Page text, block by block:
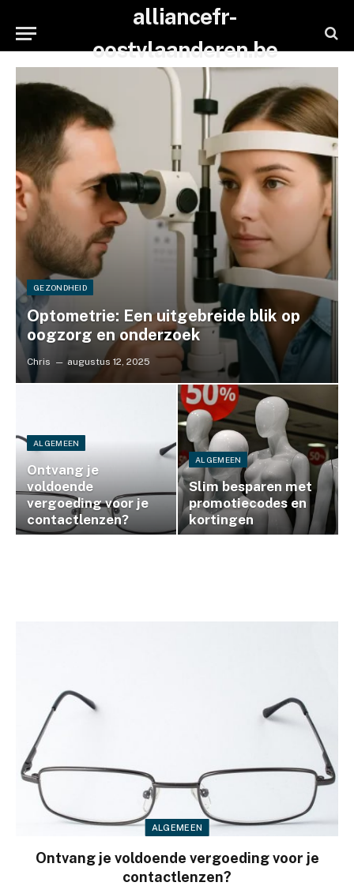
alliancefr-
oostvlaanderen.be
GEZONDHEID
Optometrie: Een uitgebreide blik op
oogzorg en onderzoek
Chris augustus 12, 2025
ALGEMEEN
Ontvang je
voldoende
vergoeding voor je
contactlenzen?
ALGEMEEN
Slim besparen met
promotiecodes en
kortingen
ALGEMEEN
Ontvang je voldoende vergoeding voor je
contactlenzen?